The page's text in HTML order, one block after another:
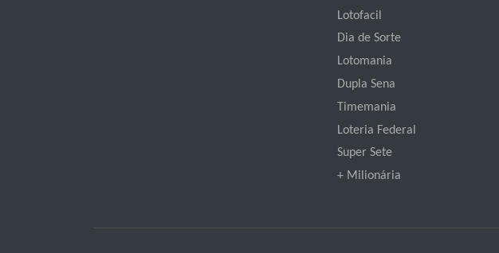
Lotofacil
Dia de Sorte
Lotomania
Dupla Sena
Timemania
Loteria Federal
Super Sete
+ Milionária